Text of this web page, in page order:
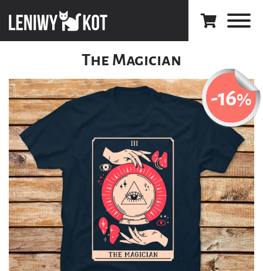
The Magician
-16%